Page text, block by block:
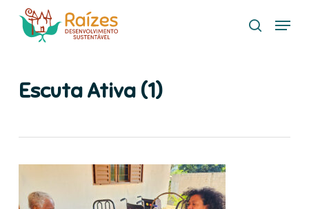
search
Menu
Escuta Ativa (1)